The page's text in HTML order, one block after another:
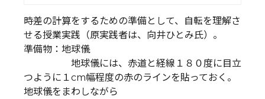
時差の計算をするための準備として、自転を理解さ
せる授業実践（原実践者は、向井ひとみ氏）。
準備物：地球儀
地球儀には、赤道と経線１８０度に目立
つように１cm幅程度の赤のラインを貼っておく。
地球儀をまわしながら